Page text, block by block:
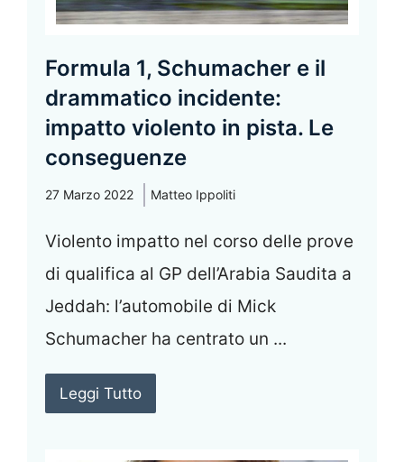
Formula 1, Schumacher e il
drammatico incidente:
impatto violento in pista. Le
conseguenze
27 Marzo 2022 Matteo Ippoliti
Violento impatto nel corso delle prove
di qualifica al GP dell’Arabia Saudita a
Jeddah: l’automobile di Mick
Schumacher ha centrato un ...
Leggi Tutto